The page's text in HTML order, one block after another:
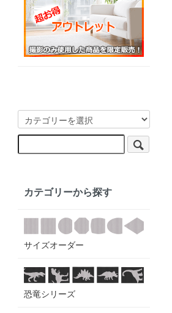
カテゴリーから探す
サイズオーダー
恐竜シリーズ